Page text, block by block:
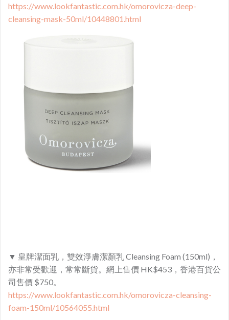
https://www.lookfantastic.com.hk/omorovicza-deep-
cleansing-mask-50ml/10448801.html
▼ 皇牌潔面乳，雙效淨膚潔顏乳 Cleansing Foam (150ml)，
亦非常受歡迎，常常斷貨。網上售價 HK$453，香港百貨公
司售價 $750。
https://www.lookfantastic.com.hk/omorovicza-cleansing-
foam-150ml/10564055.html